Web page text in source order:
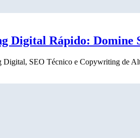
Digital Rápido: Domine
SEO Técnico e Copywriting de